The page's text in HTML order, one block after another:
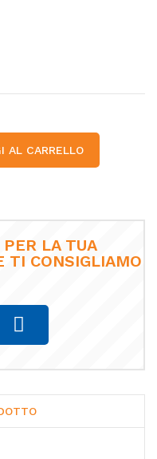
AL CARRELLO
PER LA TUA
TI CONSIGLIAMO